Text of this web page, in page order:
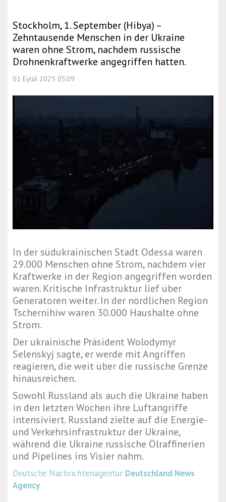
Stockholm, 1. September (Hibya) –
Zehntausende Menschen in der Ukraine
waren ohne Strom, nachdem russische
Drohnenkraftwerke angegriffen hatten.
01 Eylül 2025 05:09
In der südukrainischen Stadt Odessa waren
29.000 Menschen ohne Strom, nachdem vier
Kraftwerke in der Region angegriffen worden
waren. Kritische Infrastruktur lief über
Generatoren weiter. In der nördlichen Region
Tschernihiw waren 30.000 Haushalte ohne
Strom.
Der ukrainische Präsident Wolodymyr
Selenskyj sagte, er werde mit Angriffen
reagieren, die weit über die russische Grenze
hinausreichen.
Sowohl Russland als auch die Ukraine haben
in den letzten Wochen ihre Luftangriffe
intensiviert. Russland zielte auf die Energie-
und Verkehrsinfrastruktur der Ukraine,
während die Ukraine russische Ölraffinerien
und Pipelines ins Visier nahm.
Deutsche Nachrichtenagentur Deutschland News
Agency